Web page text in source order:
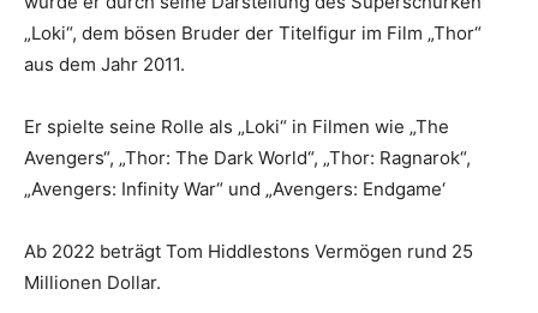
„Loki“, dem bösen Bruder der Titelfigur im Film „Thor“
aus dem Jahr 2011.
Er spielte seine Rolle als „Loki“ in Filmen wie „The
Avengers“, „Thor: The Dark World“, „Thor: Ragnarok“,
„Avengers: Infinity War“ und „Avengers: Endgame‘
Ab 2022 beträgt Tom Hiddlestons Vermögen rund 25
Millionen Dollar.